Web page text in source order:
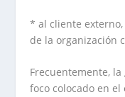
* al cliente
de la organización
Frecuentemente,
foco colocado en